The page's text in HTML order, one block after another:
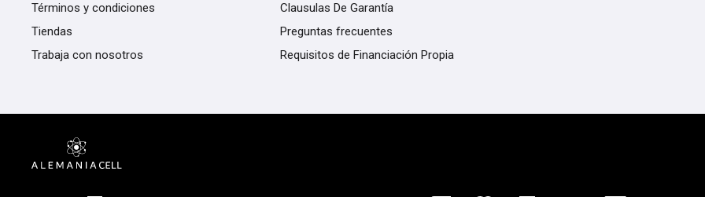
Términos y condiciones
Tiendas
Trabaja con nosotros
Clausulas De Garantía
Preguntas frecuentes
Requisitos de Financiación Propia